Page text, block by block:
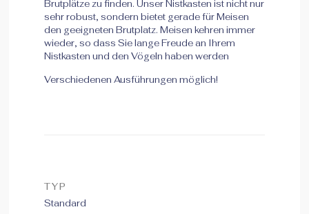
Brutplätze zu finden. Unser Nistkasten ist nicht nur
sehr robust, sondern bietet gerade für Meisen
den geeigneten Brutplatz. Meisen kehren immer
wieder, so dass Sie lange Freude an Ihrem
Nistkasten und den Vögeln haben werden
Verschiedenen Ausführungen möglich!
TYP
Standard